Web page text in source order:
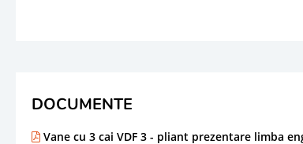
DOCUMENTE
Vane cu 3 cai VDF 3 - pliant prezentare limba